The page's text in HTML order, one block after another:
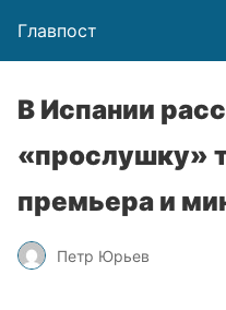
Главпост
В Испании
«прослушку»
премьера и
Петр Юрьев